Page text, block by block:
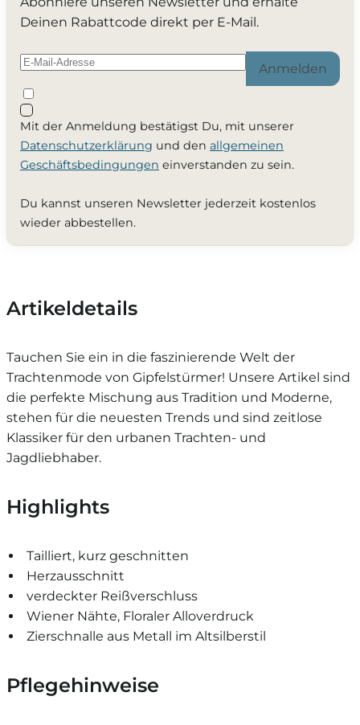
Deinen Rabattcode direkt per E-Mail.
Anmelden
Mit der Anmeldung bestätigst Du, mit unserer
Datenschutzerklärung und den allgemeinen
Geschäftsbedingungen einverstanden zu sein.
Du kannst unseren Newsletter jederzeit kostenlos
wieder abbestellen.
Artikeldetails
Tauchen Sie ein in die faszinierende Welt der
Trachtenmode von Gipfelstürmer! Unsere Artikel sind
die perfekte Mischung aus Tradition und Moderne,
stehen für die neuesten Trends und sind zeitlose
Klassiker für den urbanen Trachten- und
Jagdliebhaber.
Highlights
Tailliert, kurz geschnitten
Herzausschnitt
verdeckter Reißverschluss
Wiener Nähte, Floraler Alloverdruck
Zierschnalle aus Metall im Altsilberstil
Pflegehinweise